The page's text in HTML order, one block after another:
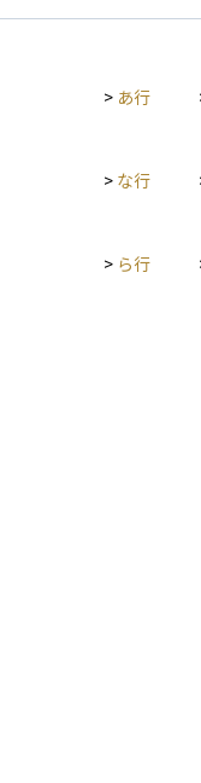
プションの最終受け渡しが行わ
す。この指数は先
> あ行
> な行
> ら行